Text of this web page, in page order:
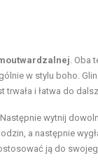
.
w stylu boho.
i łatwa do
wytnij
a następnie
ją do